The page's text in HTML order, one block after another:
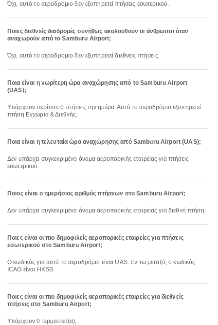
Όχι, αυτό το αεροδρόμιο δεν εξυπηρετεί πτήσεις εσωτερικού.
Ποιες διεθνείς διαδρομές συνήθως ακολουθούν οι άνθρωποι όταν
αναχωρούν από το Samburu Airport;
Όχι, αυτό το αεροδρόμιο δεν εξυπηρετεί διεθνείς πτήσεις.
Ποια είναι η νωρίτερη ώρα αναχώρησης από το Samburu Airport
(UAS);
Υπάρχουν περίπου 0 πτήσεις την ημέρα. Αυτό το αεροδρόμιο εξυπηρετεί
πτήση Εγχώρια & Διεθνής.
Ποια είναι η τελευταία ώρα αναχώρησης από Samburu Airport (UAS);
Δεν υπάρχει συγκεκριμένο όνομα αεροπορικής εταιρείας για πτήσεις
εσωτερικού.
Ποιος είναι ο ημερήσιος αριθμός πτήσεων στο Samburu Airport;
Δεν υπάρχει συγκεκριμένο όνομα αεροπορικής εταιρείας για διεθνή πτήση.
Ποιες είναι οι πιο δημοφιλείς αεροπορικές εταιρείες για πτήσεις
εσωτερικού στο Samburu Airport;
Ο κωδικός για αυτό το αεροδρόμιο είναι UAS. Εν τω μεταξύ, ο κωδικός
ICAO είναι HKSB.
Ποιες είναι οι πιο δημοφιλείς αεροπορικές εταιρείες για διεθνείς
πτήσεις στο Samburu Airport;
Υπάρχουν 0 τερματικό(α),